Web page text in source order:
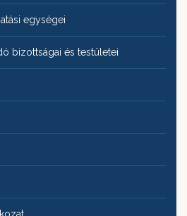
egységei
bizottságai és testületei